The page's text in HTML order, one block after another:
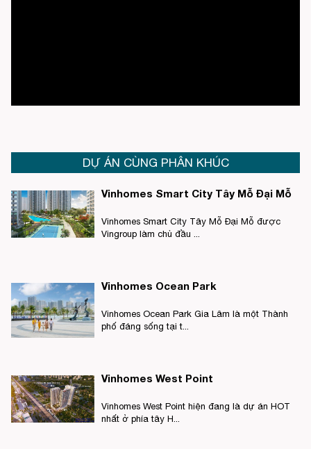
DỰ ÁN CÙNG PHÂN KHÚC
Vinhomes Smart City Tây Mỗ Đại Mỗ
Vinhomes Smart City Tây Mỗ Đại Mỗ được
Vingroup làm chủ đầu ...
Vinhomes Ocean Park
Vinhomes Ocean Park Gia Lâm là một Thành
phố đáng sống tại t...
Vinhomes West Point
Vinhomes West Point hiện đang là dự án HOT
nhất ở phía tây H...